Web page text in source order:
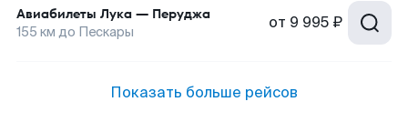
Авиабилеты Лука — Перуджа
155 км до Пескары от 9 995 ₽
Показать больше рейсов